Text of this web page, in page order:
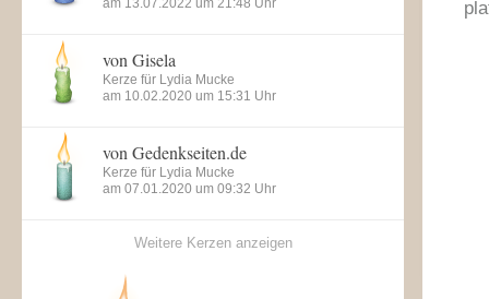
am 13.07.2022 um 21:48 Uhr
von Gisela
Kerze für Lydia Mucke
am 10.02.2020 um 15:31 Uhr
von Gedenkseiten.de
Kerze für Lydia Mucke
am 07.01.2020 um 09:32 Uhr
Weitere Kerzen anzeigen